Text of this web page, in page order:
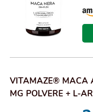
VITAMAZE® MACA
MG POLVERE + L-